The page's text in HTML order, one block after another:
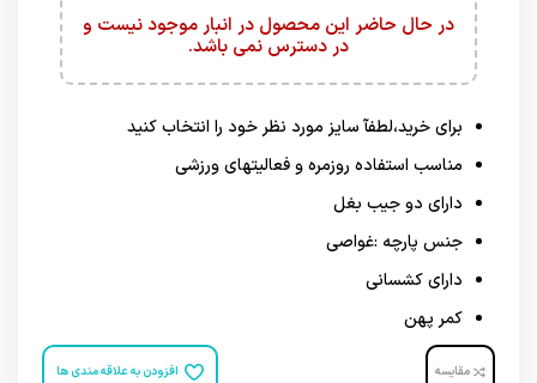
در حال حاضر این محصول در انبار موجود نیست و
در دسترس نمی باشد.
برای خرید،لطفآ سایز مورد نظر خود را انتخاب کنید
مناسب استفاده روزمره و فعالیتهای ورزشی
دارای دو جیب بغل
جنس پارچه :غواصی
دارای کشسانی
کمر پهن
مقایسه افزودن به علاقه مندی ها